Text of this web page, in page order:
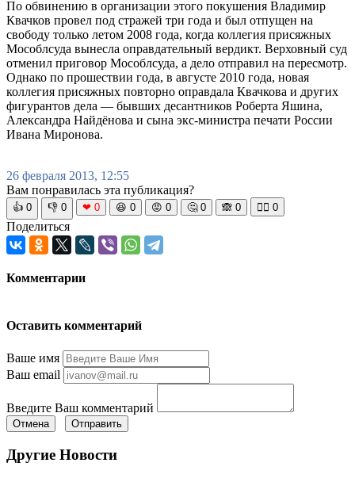
По обвинению в организации этого покушения Владимир
Квачков провел под стражей три года и был отпущен на
свободу только летом 2008 года, когда коллегия присяжных
Мособлсуда вынесла оправдательный вердикт. Верховный суд
отменил приговор Мособлсуда, а дело отправил на пересмотр.
Однако по прошествии года, в августе 2010 года, новая
коллегия присяжных повторно оправдала Квачкова и других
фигурантов дела — бывших десантников Роберта Яшина,
Александра Найдёнова и сына экс-министра печати России
Ивана Миронова.
26 февраля 2013, 12:55
Вам понравилась эта публикация?
👍 0 👎 0 ❤ 0 😆 0 😡 0 🤔 0 🙈 0 🧘‍♀️ 0
Поделиться
Комментарии
Оставить комментарий
Ваше имя
Ваш email
Введите Ваш комментарий
Отмена Отправить
Другие Новости